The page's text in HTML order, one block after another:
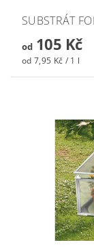
SUBSTRÁT
od105 Kč
od 7,95 Kč / 1 l